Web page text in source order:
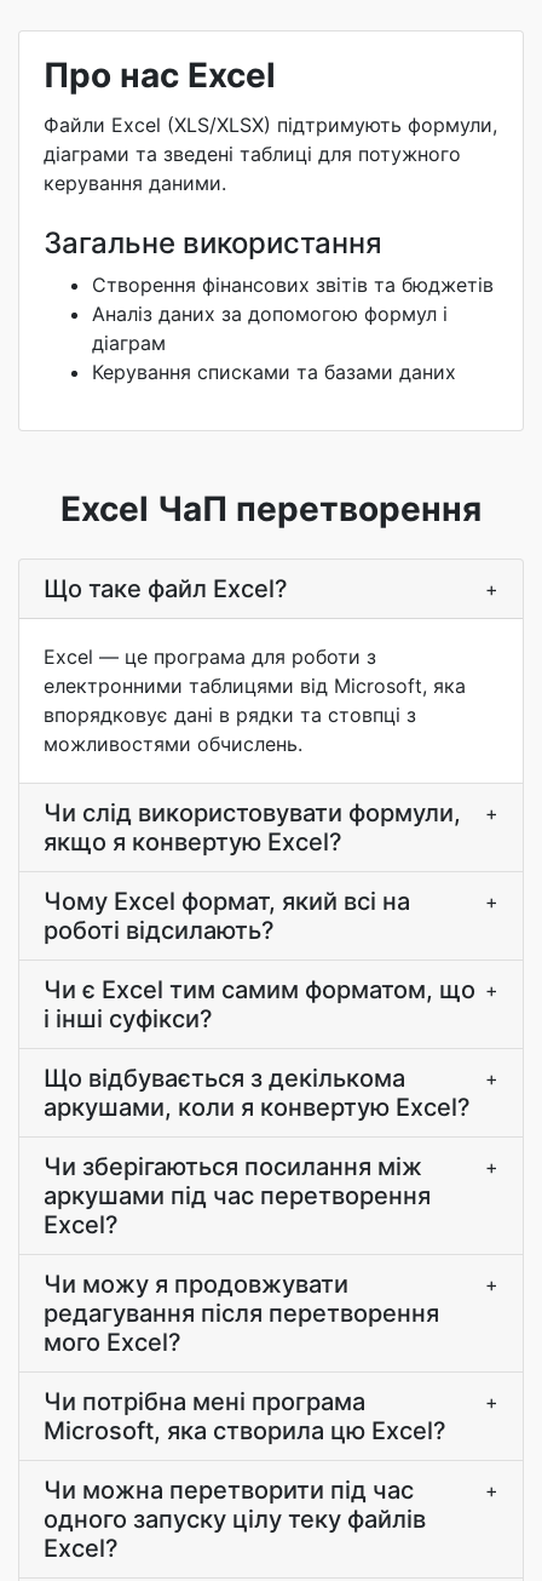
Про нас Excel
Файли Excel (XLS/XLSX) підтримують формули,
діаграми та зведені таблиці для потужного
керування даними.
Загальне використання
Створення фінансових звітів та бюджетів
Аналіз даних за допомогою формул і
діаграм
Керування списками та базами даних
Excel ЧаП перетворення
Що таке файл Excel? +
Excel — це програма для роботи з
електронними таблицями від Microsoft, яка
впорядковує дані в рядки та стовпці з
можливостями обчислень.
Чи слід використовувати формули,
якщо я конвертую Excel?
+
Чому Excel формат, який всі на
роботі відсилають?
+
Чи є Excel тим самим форматом, що
і інші суфікси?
+
Що відбувається з декількома
аркушами, коли я конвертую Excel?
+
Чи зберігаються посилання між
аркушами під час перетворення
Excel?
+
Чи можу я продовжувати
редагування після перетворення
мого Excel?
+
Чи потрібна мені програма
Microsoft, яка створила цю Excel?
+
Чи можна перетворити під час
одного запуску цілу теку файлів
Excel?
+